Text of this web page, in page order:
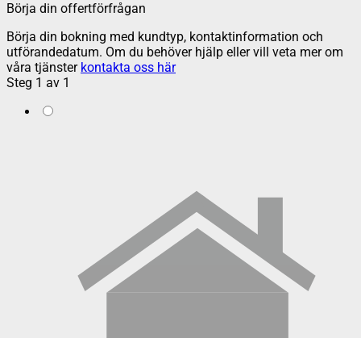
Börja din offertförfrågan
Börja din bokning med kundtyp, kontaktinformation och
utförandedatum. Om du behöver hjälp eller vill veta mer om
våra tjänster kontakta oss här
Steg 1 av 1